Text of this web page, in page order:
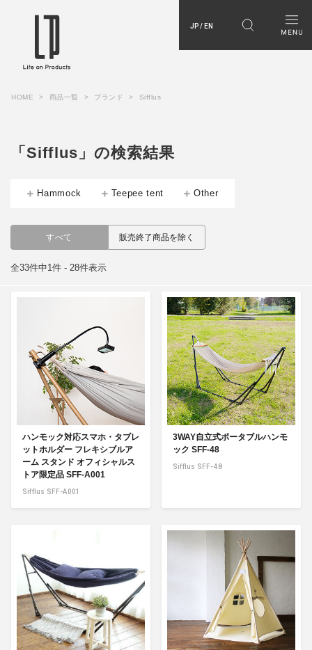
JP / EN
HOME 商品一覧 ブランド Sifflus
「Sifflus」の検索結果
Hammock Teepee tent Other
すべて 販売終了商品を除く
全33件中1件 - 28件表示
ハンモック対応スマホ・タブレ
ットホルダー フレキシブルア
ーム スタンド オフィシャルス
トア限定品 SFF-A001
Sifflus SFF-A001
3WAY自立式ポータブルハンモ
ック SFF-48
Sifflus SFF-48